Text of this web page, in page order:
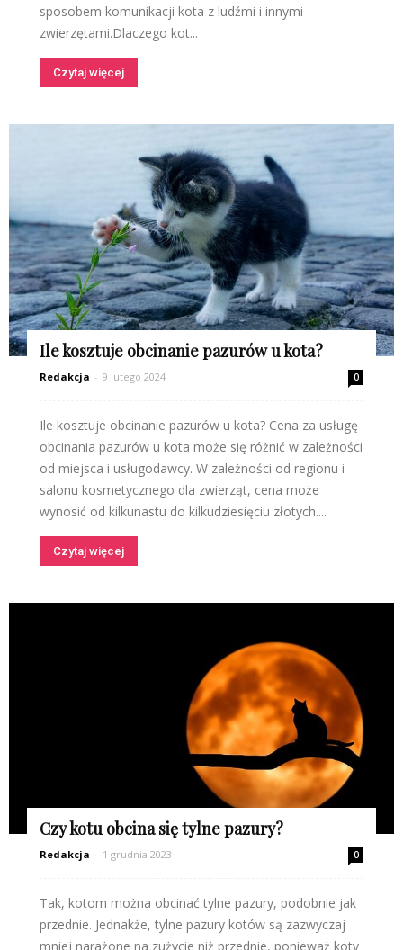
sposobem komunikacji kota z ludźmi i innymi
zwierzętami.Dlaczego kot...
Czytaj więcej
Ile kosztuje obcinanie pazurów u kota?
Redakcja - 9 lutego 2024 0
Ile kosztuje obcinanie pazurów u kota? Cena za usługę
obcinania pazurów u kota może się różnić w zależności
od miejsca i usługodawcy. W zależności od regionu i
salonu kosmetycznego dla zwierząt, cena może
wynosić od kilkunastu do kilkudziesięciu złotych....
Czytaj więcej
Czy kotu obcina się tylne pazury?
Redakcja - 1 grudnia 2023 0
Tak, kotom można obcinać tylne pazury, podobnie jak
przednie. Jednakże, tylne pazury kotów są zazwyczaj
mniej narażone na zużycie niż przednie, ponieważ koty